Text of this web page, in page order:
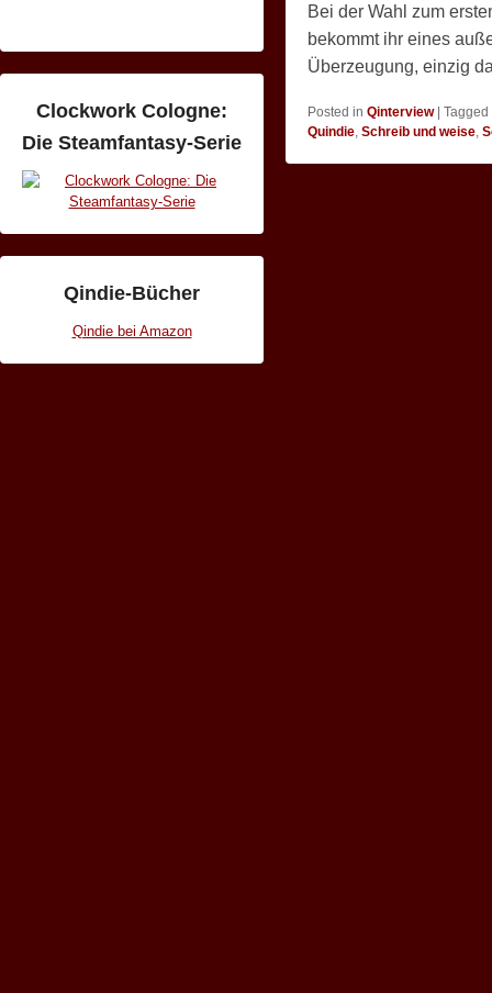
Bei der Wahl zum
bekommt ihr eines
Überzeugung, einzig
Posted in Qinterview | Tagged
Quindie Schreib und weise
Clockwork Cologne:
Die Steamfantasy-Serie
Qindie-Bücher
Qindie bei Amazon